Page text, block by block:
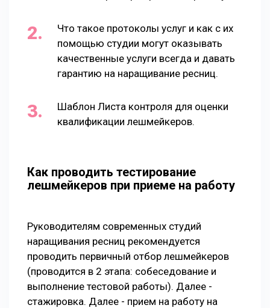
Что такое протоколы услуг и как с их
помощью студии могут оказывать
качественные услуги всегда и давать
гарантию на наращивание ресниц.
Шаблон Листа контроля для оценки
квалификации лешмейкеров.
Как проводить тестирование
лешмейкеров при приеме на работу
Руководителям современных студий
наращивания ресниц рекомендуется
проводить первичный отбор лешмейкеров
(проводится в 2 этапа: собеседование и
выполнение тестовой работы). Далее -
стажировка. Далее - прием на работу на